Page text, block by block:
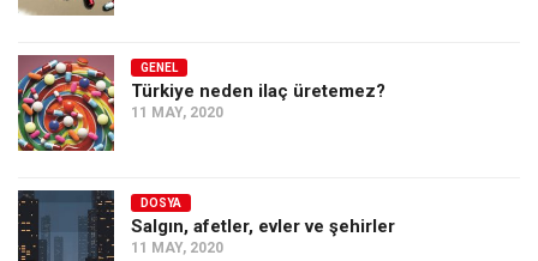
GENEL
Türkiye neden ilaç üretemez?
11 MAY, 2020
DOSYA
Salgın, afetler, evler ve şehirler
11 MAY, 2020